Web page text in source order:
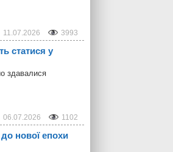
11.07.2026 3993
статися у
здавалися
06.07.2026 1102
до нової епохи